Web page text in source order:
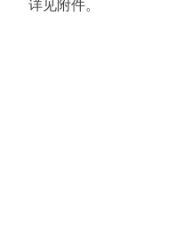
详见附件。